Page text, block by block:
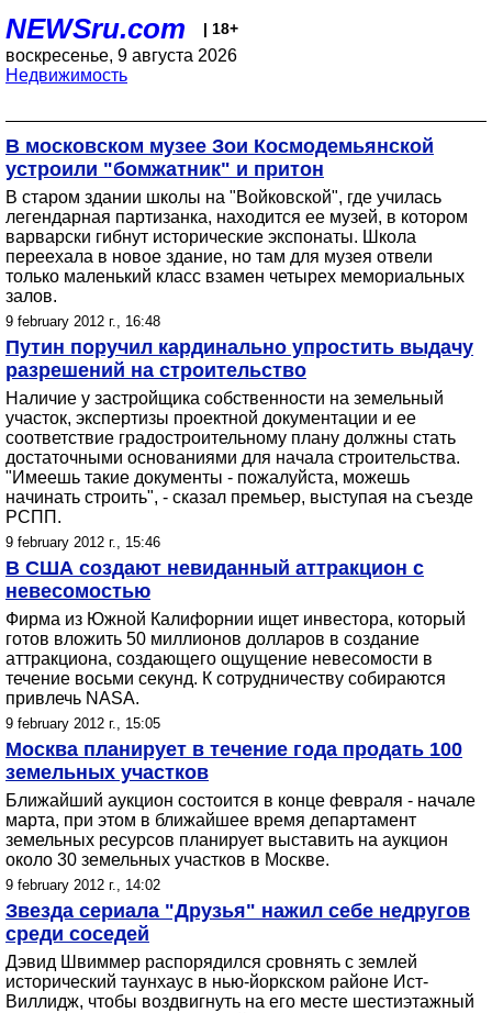
NEWSru.com | 18+
воскресенье, 9 августа 2026
Недвижимость
В московском музее Зои Космодемьянской
устроили "бомжатник" и притон
В старом здании школы на "Войковской", где училась
легендарная партизанка, находится ее музей, в котором
варварски гибнут исторические экспонаты. Школа
переехала в новое здание, но там для музея отвели
только маленький класс взамен четырех мемориальных
залов.
9 february 2012 г., 16:48
Путин поручил кардинально упростить выдачу
разрешений на строительство
Наличие у застройщика собственности на земельный
участок, экспертизы проектной документации и ее
соответствие градостроительному плану должны стать
достаточными основаниями для начала строительства.
"Имеешь такие документы - пожалуйста, можешь
начинать строить", - сказал премьер, выступая на съезде
РСПП.
9 february 2012 г., 15:46
В США создают невиданный аттракцион с
невесомостью
Фирма из Южной Калифорнии ищет инвестора, который
готов вложить 50 миллионов долларов в создание
аттракциона, создающего ощущение невесомости в
течение восьми секунд. К сотрудничеству собираются
привлечь NASA.
9 february 2012 г., 15:05
Москва планирует в течение года продать 100
земельных участков
Ближайший аукцион состоится в конце февраля - начале
марта, при этом в ближайшее время департамент
земельных ресурсов планирует выставить на аукцион
около 30 земельных участков в Москве.
9 february 2012 г., 14:02
Звезда сериала "Друзья" нажил себе недругов
среди соседей
Дэвид Швиммер распорядился сровнять с землей
исторический таунхаус в нью-йоркском районе Ист-
Виллидж, чтобы воздвигнуть на его месте шестиэтажный